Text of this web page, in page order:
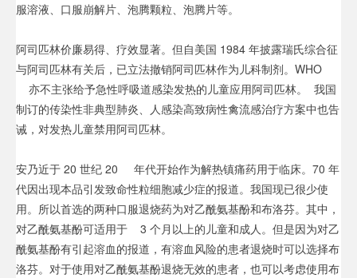
服溶液、口服崩解片、泡腾颗粒、泡腾片等。
阿司匹林价廉易得、疗效显著。但自美国 1984 年披露瑞氏综合征
与阿司匹林有关后，已立法撤销阿司匹林作为儿科制剂。WHO
亦不主张给予急性呼吸道感染发热的儿童应用阿司匹林。 我国
制订的传染性非典型肺炎、人感染高致病性禽流感治疗方案中也告
诫，对发热儿童禁用阿司匹林。
安乃近于 20 世纪 20 年代开始作为解热镇痛药用于临床。70 年
代因出现本品引发致命性粒细胞减少症的报道。我国现已很少使
用。所以首选的两种口服退烧药为对乙酰氨基酚和布洛芬。其中，
对乙酰氨基酚可适用于 3 个月以上的儿童和成人。但是因为对乙
酰氨基酚有引起溶血的报道，有溶血风险的患者退烧时可以选择布
洛芬。对于使用对乙酰氨基酚退烧无效的患者，也可以考虑使用布